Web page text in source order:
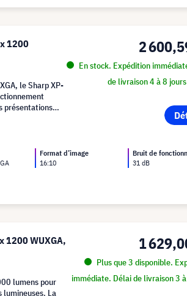
1200
2
En stock. Expédition
de livraison 4 à 8
le Sharp XP-
présentations
Format d’image
16:10
Bruit de
31 dB
1200 WUXGA,
1
Plus que 3 disponible.
immédiate. Délai de livraison 3
lumens pour
lumineuses. La